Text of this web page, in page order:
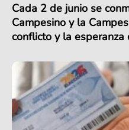
Cada 2 de junio se
Campesino y la
conflicto y la